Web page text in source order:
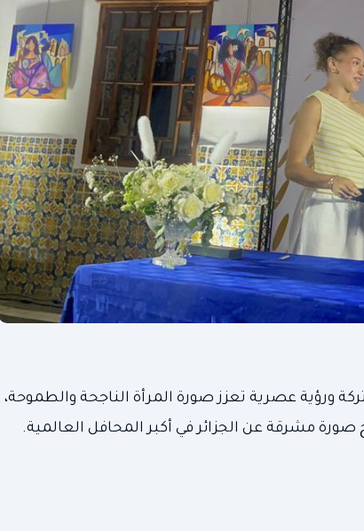
ورؤية عصرية تعزز صورة المرأة الناجحة والطموحة،
مشرقة عن الجزائر في أكبر المحافل العالمية.